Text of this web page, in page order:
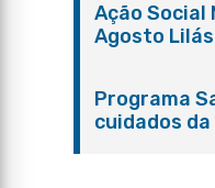
Ação Social
Agosto
Programa
cuidados